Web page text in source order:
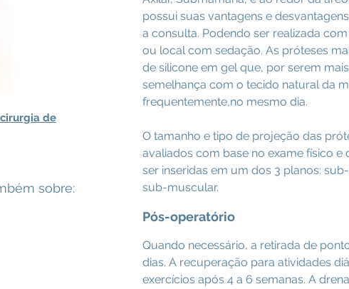
de
sobre:
possui suas vantagens e
a consulta. Podendo ser realizada
ou local com sedação. As próteses
de silicone em gel que, por serem
semelhança com o tecido natural da
frequentemente,no mesmo dia.
O tamanho e tipo de projeção das
avaliados com base no exame físico e
ser inseridas em um dos 3 planos:
sub-muscular.
Pós-operatório
Quando necessário, a retirada de
dias. A recuperação para atividades
exercícios após 4 a 6 semanas. A